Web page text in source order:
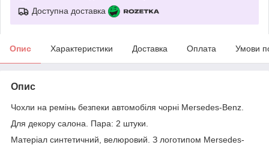
Доступна доставка
Опис Характеристики Доставка Оплата Умови
Опис
Чохли на ремінь безпеки автомобіля чорні Mersedes-Benz.
Для декору салона. Пара: 2 штуки.
Матеріал синтетичний, велюровий. З логотипом Mersedes-